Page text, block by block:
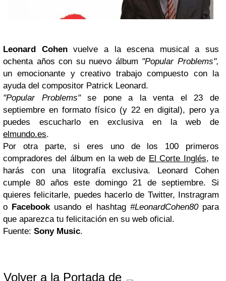
Leonard Cohen
vuelve a la escena musical a sus
ochenta años con su nuevo álbum "Popular Problems",
un emocionante y creativo trabajo compuesto con la
ayuda del compositor Patrick Leonard.
"Popular Problems"se pone a la venta el 23 de
septiembre en formato físico (y 22 en digital), pero ya
puedes escucharlo en exclusiva en la web de
elmundo.es.
Por otra parte, si eres uno de los 100 primeros
compradores del álbum en la web de El Corte Inglés, te
harás con una litografía exclusiva. Leonard Cohen
cumple 80 años este domingo 21 de septiembre. Si
quieres felicitarle, puedes hacerlo de Twitter, Instragram
o Facebookusando el hashtag #LeonardCohen80 para
que aparezca tu felicitación en su web oficial.
Fuente: SonyMusic.
Volver a la Portada de